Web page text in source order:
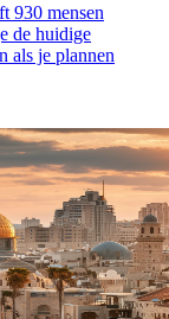
930 mensen
de huidige
als je plannen